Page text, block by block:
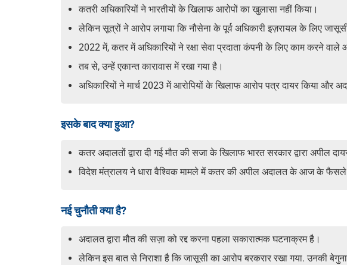
कतरी अधिकारियों ने भारतीयों के खिलाफ आरोपों का खुलासा नहीं किया।
लेकिन सूत्रों ने आरोप लगाया कि नौसेना के पूर्व अधिकारी इज़रायल के लिए
2022 में, कतर में अधिकारियों ने रक्षा सेवा प्रदाता कंपनी के लिए काम करने वाले
तब से, उन्हें एकान्त कारावास में रखा गया है।
अधिकारियों ने मार्च 2023 में आरोपियों के खिलाफ आरोप पत्र दायर किया और
इसके बाद क्या हुआ?
कतर अदालतों द्वारा दी गई मौत की सजा के खिलाफ भारत सरकार द्वारा अपील
विदेश मंत्रालय ने धारा वैश्विक मामले में कतर की अपील अदालत के आज के फैसले
नई चुनौती क्या है?
अदालत द्वारा मौत की सज़ा को रद्द करना पहला सकारात्मक घटनाक्रम है।
लेकिन इस बात से निराशा है कि जासूसी का आरोप बरकरार रखा गया. उनकी